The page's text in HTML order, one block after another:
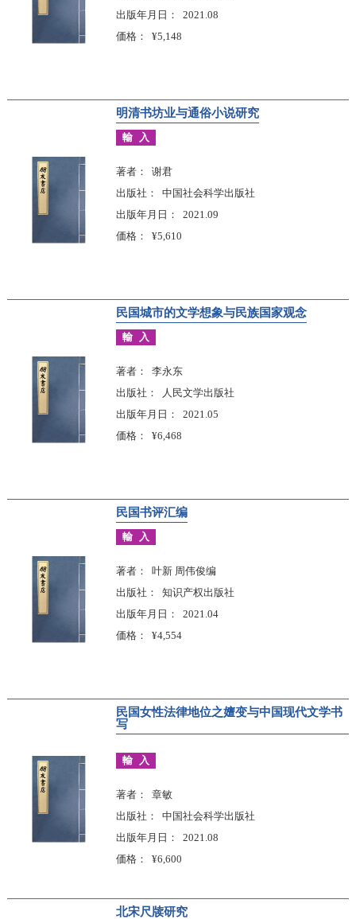
出版年月日
2021.08
価格
¥5,148
明清书坊业与通俗小说研究
輸入
著者
谢君
出版社
中国社会科学出版社
出版年月日
2021.09
価格
¥5,610
民国城市的文学想象与民族国家观念
輸入
著者
李永东
出版社
人民文学出版社
出版年月日
2021.05
価格
¥6,468
民国书评汇编
輸入
著者
叶新 周伟俊编
出版社
知识产权出版社
出版年月日
2021.04
価格
¥4,554
民国女性法律地位之嬗变与中国现代文学书
写
輸入
著者
章敏
出版社
中国社会科学出版社
出版年月日
2021.08
価格
¥6,600
北宋尺牍研究